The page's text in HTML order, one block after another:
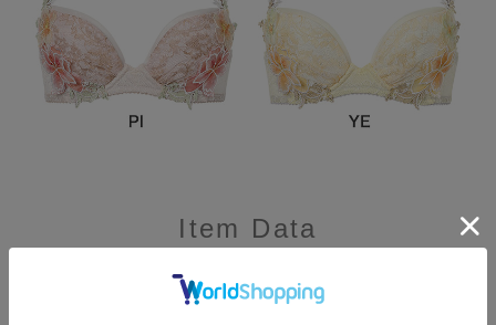
Item Data
【ワコールプレミアム＿２６ｓｅｒｉｅｓ】 イタリア ―フィレンツェ歴史